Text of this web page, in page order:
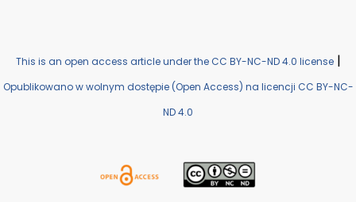
This is an open access article under the CC BY-NC-ND 4.0 license|
Opublikowano w wolnym dostępie (Open Access) na licencji CC BY-NC-
ND 4.0